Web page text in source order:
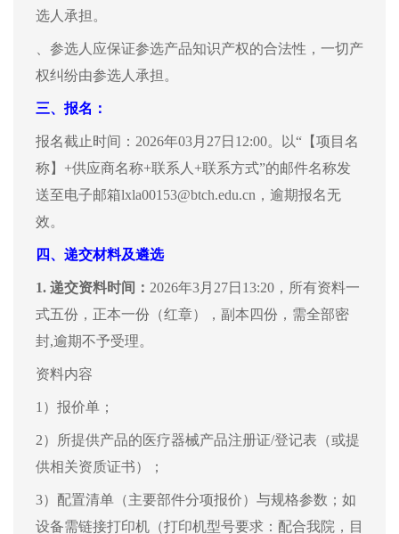
选人承担。
、参选人应保证参选产品知识产权的合法性，一切产
权纠纷由参选人承担。
三、 报名：
报名截止时间：2026年03月27日12:00。以“【项目名
称】+供应商名称+联系人+联系方式”的邮件名称发
送至电子邮箱lxla00153@btch.edu.cn，逾期报名无
效。
四、 递交材料及遴选
1. 递交资料时间： 2026年3月 27日 13:20 ， 所有资料一
式五份，正本一份（红章），副本四份，需全部密
封,逾期不予受理。
资料内容
1）报价单；
2）所提供产品的医疗器械产品注册证/登记表（或提
供相关资质证书）；
3）配置清单（主要部件分项报价）与规格参数；如
设备需链接打印机（打印机型号要求：配合我院，目